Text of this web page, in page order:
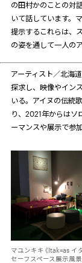
の田村かのことの対
いて話しています。
提示するこれらは、
の姿を通して一人の
アーティスト／北海
探求し、映像やイン
いる。アイヌの伝統
り、 2021年からはソ
ーマンスや展示で参加
マユンキキ《Itak=as イ
セーフスペース展示風景